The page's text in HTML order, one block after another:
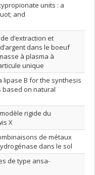
units : a
and
d’extraction et
dans le boeuf
à plasma à
unique
lipase B for the synthesis
based on natural
rigide du
X
de métaux
dans le sol
de type ansa-